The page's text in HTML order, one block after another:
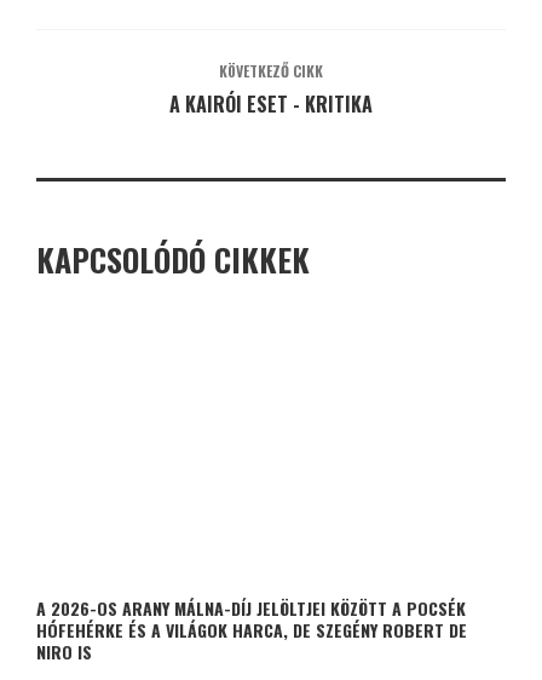
KÖVETKEZŐ CIKK
A KAIRÓI ESET - KRITIKA
KAPCSOLÓDÓ CIKKEK
A 2026-OS ARANY MÁLNA-DÍJ JELÖLTJEI KÖZÖTT A POCSÉK
HÓFEHÉRKE ÉS A VILÁGOK HARCA, DE SZEGÉNY ROBERT DE
NIRO IS